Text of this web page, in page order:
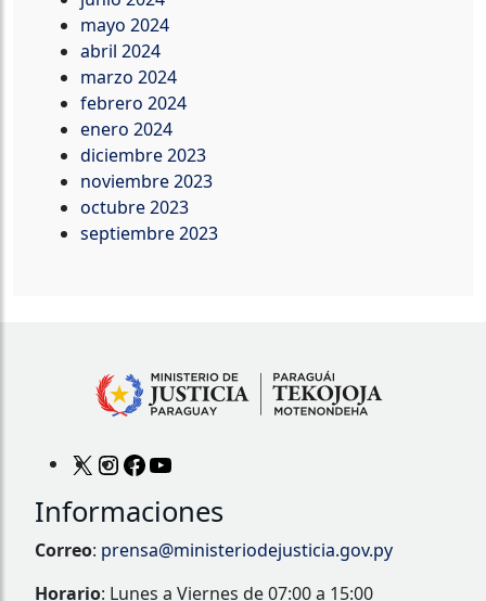
mayo 2024
abril 2024
marzo 2024
febrero 2024
enero 2024
diciembre 2023
noviembre 2023
octubre 2023
septiembre 2023
Informaciones
Correo: prensa@ministeriodejusticia.gov.py
Horario: Lunes a Viernes de 07:00 a 15:00